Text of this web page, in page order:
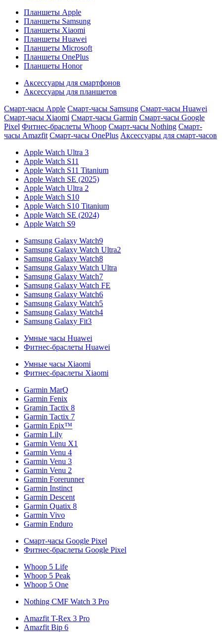
Планшеты Apple
Планшеты Samsung
Планшеты Xiaomi
Планшеты Huawei
Планшеты Microsoft
Планшеты OnePlus
Планшеты Honor
Аксессуары для смартфонов
Аксессуары для планшетов
Смарт-часы Apple Смарт-часы Samsung Смарт-часы Huawei
Смарт-часы Xiaomi Смарт-часы Garmin Смарт-часы Google
Pixel Фитнес-браслеты Whoop Смарт-часы Nothing Смарт-
часы Amazfit Смарт-часы OnePlus Аксессуары для смарт-часов
Apple Watch Ultra 3
Apple Watch S11
Apple Watch S11 Titanium
Apple Watch SE (2025)
Apple Watch Ultra 2
Apple Watch S10
Apple Watch S10 Titanium
Apple Watch SE (2024)
Apple Watch S9
Samsung Galaxy Watch9
Samsung Galaxy Watch Ultra2
Samsung Galaxy Watch8
Samsung Galaxy Watch Ultra
Samsung Galaxy Watch7
Samsung Galaxy Watch FE
Samsung Galaxy Watch6
Samsung Galaxy Watch5
Samsung Galaxy Watch4
Samsung Galaxy Fit3
Умные часы Huawei
Фитнес-браслеты Huawei
Умные часы Xiaomi
Фитнес-браслеты Xiaomi
Garmin MarQ
Garmin Fenix
Gramin Tactix 8
Garmin Tactix 7
Garmin Epix™
Garmin Lily
Garmin Venu X1
Garmin Venu 4
Garmin Venu 3
Garmin Venu 2
Garmin Forerunner
Garmin Instinct
Garmin Descent
Garmin Quatix 8
Garmin Vivo
Garmin Enduro
Смарт-часы Google Pixel
Фитнес-браслеты Google Pixel
Whoop 5 Life
Whoop 5 Peak
Whoop 5 One
Nothing CMF Watch 3 Pro
Amazfit T-Rex 3 Pro
Amazfit Bip 6